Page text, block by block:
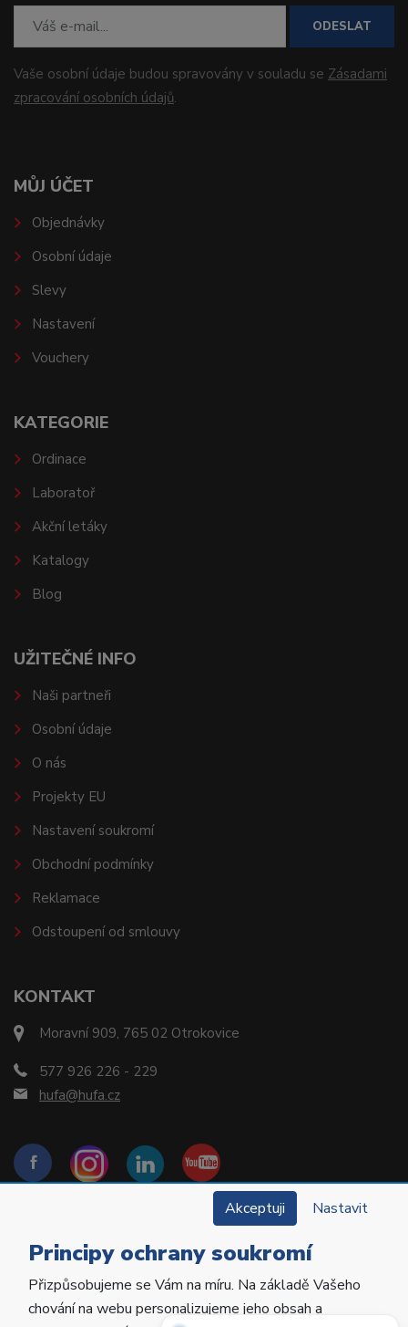
ODESLAT
Vaše osobní údaje budou spravovány v souladu se Zásadami
zpracování osobních údajů.
KONTAKT
Moravní 909, 765 02 Otrokovice
577 926 226 - 229
hufa@hufa.cz
MŮJ ÚČET
Objednávky
Osobní údaje
Slevy
Nastavení
Vouchery
KATEGORIE
Ordinace
Laboratoř
Akční letáky
Katalogy
Blog
UŽITEČNÉ INFO
Naši partneři
Osobní údaje
O nás
Projekty EU
Nastavení soukromí
Obchodní podmínky
Reklamace
Odstoupení od smlouvy
Copyright © 2022 Hu-Fa Dental a.s. Všechna práva
vyhrazena.
Akceptuji Nastavit
Principy ochrany soukromí
Přizpůsobujeme se Vám na míru. Na základě Vašeho
chování na webu personalizujeme jeho obsah a